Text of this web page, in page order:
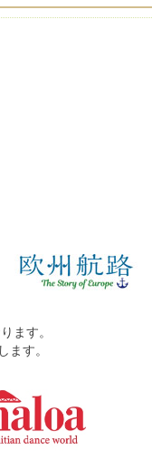
ます。
ます。